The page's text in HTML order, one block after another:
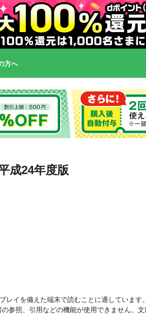
方へ
成24年度版
レイを備えた端末で読むことに適しています
参照、引用などの機能が使用できません。